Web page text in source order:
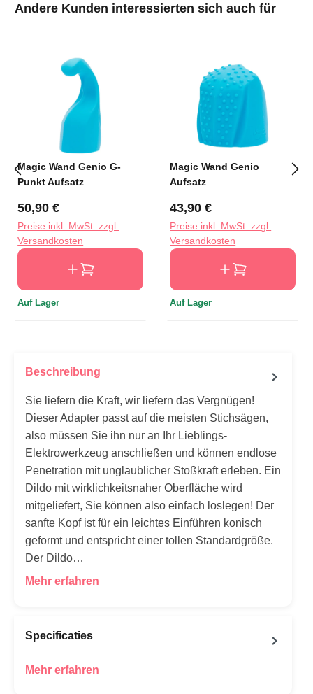
Produktgalerie überspringen
Andere Kunden interessierten sich auch für
Magic Wand Genio G-
Punkt Aufsatz
Regulärer Preis:
50,90 €
Preise inkl. MwSt. zzgl.
Versandkosten
Auf Lager
Magic Wand Genio
Aufsatz
Regulärer Preis:
43,90 €
Preise inkl. MwSt. zzgl.
Versandkosten
Auf Lager
Beschreibung
Sie liefern die Kraft, wir liefern das Vergnügen!
Dieser Adapter passt auf die meisten Stichsägen,
also müssen Sie ihn nur an Ihr Lieblings-
Elektrowerkzeug anschließen und können endlose
Penetration mit unglaublicher Stoßkraft erleben. Ein
Dildo mit wirklichkeitsnaher Oberfläche wird
mitgeliefert, Sie können also einfach loslegen! Der
sanfte Kopf ist für ein leichtes Einführen konisch
geformt und entspricht einer tollen Standardgröße.
Der Dildo…
Mehr erfahren
Specificaties
Mehr erfahren